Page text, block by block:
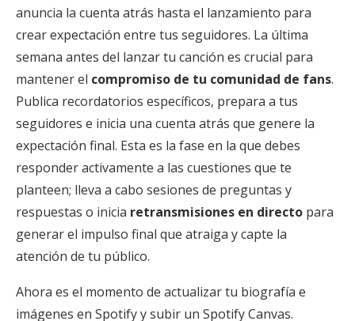
anuncia la cuenta atrás hasta el lanzamiento para
crear expectación entre tus seguidores. La última
semana antes del lanzar tu canción es crucial para
mantener el compromiso de tu comunidad de fans.
Publica recordatorios específicos, prepara a tus
seguidores e inicia una cuenta atrás que genere la
expectación final. Esta es la fase en la que debes
responder activamente a las cuestiones que te
planteen; lleva a cabo sesiones de preguntas y
respuestas o inicia retransmisiones en directo para
generar el impulso final que atraiga y capte la
atención de tu público.
Ahora es el momento de actualizar tu biografía e
imágenes en Spotify y subir un Spotify Canvas.